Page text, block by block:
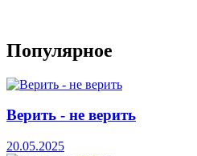
Популярное
Верить - не верить
20.05.2025